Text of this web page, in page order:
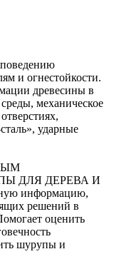
поведению
и огнестойкости.
древесины в
механическое
ударные
ДЛЯ ДЕРЕВА И
информацию,
решений в
оценить
шурупы и